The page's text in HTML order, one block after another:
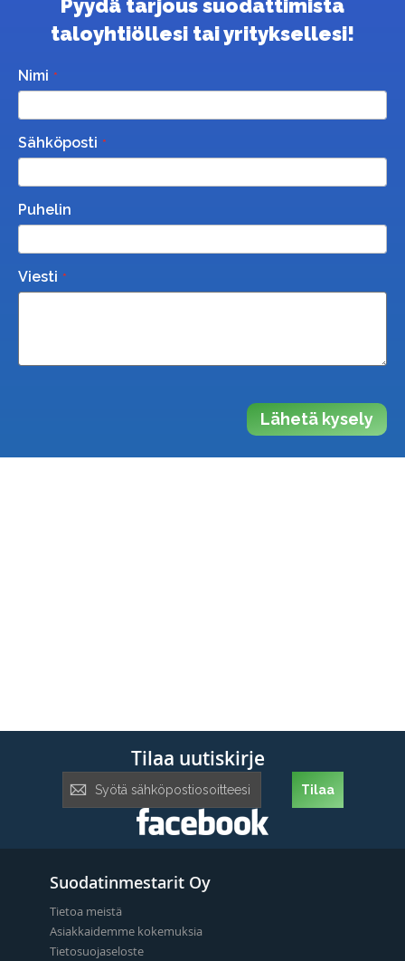
Pyydä tarjous suodattimista
taloyhtiöllesi tai yrityksellesi!
Nimi
Sähköposti
Puhelin
Viesti
Lähetä kysely
Tilaa uutiskirje
uutiskirje:
Tilaa
Suodatinmestarit Oy
Tietoa meistä
Asiakkaidemme kokemuksia
Tietosuojaseloste